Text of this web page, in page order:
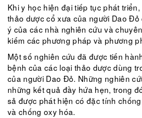
Khi y học hiện đại tiếp tục phát
thảo dược cổ xưa của người Dao
ý của các nhà nghiên cứu và
kiếm các phương pháp và phương
Một số nghiên cứu đã được tiến
bệnh của các loại thảo dược dùng
của người Dao Đỏ. Những nghiên
những kết quả đầy hứa hẹn, trong
sả được phát hiện có đặc tính
và chống oxy hóa.